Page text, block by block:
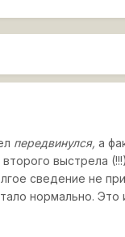
передвинулся,а
выстрела
сведение не
нормально. Это